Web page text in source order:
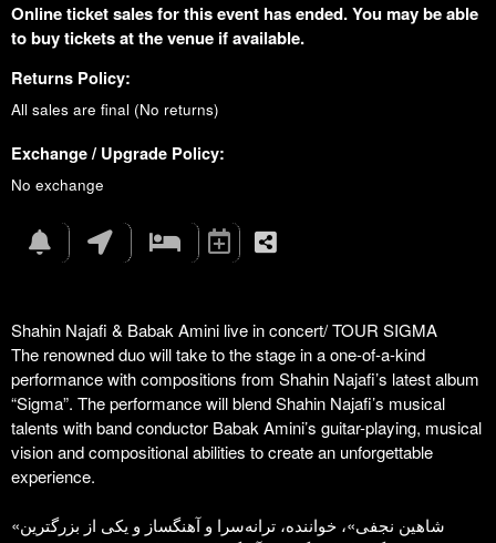
Online ticket sales for this event has ended. You may be able
to buy tickets at the venue if available.
Returns Policy:
All sales are final (No returns)
Exchange / Upgrade Policy:
No exchange
Shahin Najafi & Babak Amini live in concert/ TOUR SIGMA
The renowned duo will take to the stage in a one-of-a-kind
performance with compositions from Shahin Najafi’s latest album
“Sigma”. The performance will blend Shahin Najafi’s musical
talents with band conductor Babak Amini’s guitar-playing, musical
vision and compositional abilities to create an unforgettable
experience.
«شاهین نجفی»، خواننده، ترانه‌سرا و آهنگساز و یکی از بزرگترین